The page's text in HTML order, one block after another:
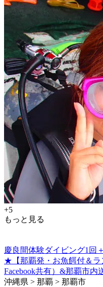
+5
もっと見る
慶良間体験ダイビング1回
★【那覇発・お魚餌付＆ラ
Facebook共有）&那覇市内
沖縄県 > 那覇 > 那覇市